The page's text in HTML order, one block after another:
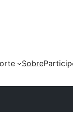
Sobre